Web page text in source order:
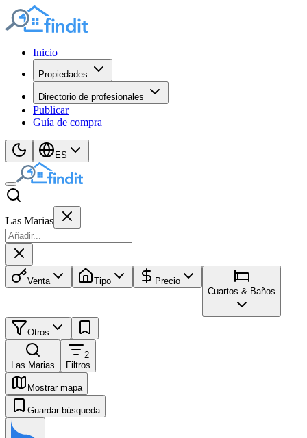
Inicio
Propiedades
Directorio de profesionales
Publicar
Guía de compra
ES
Las Marias
Venta Tipo
Precio
Cuartos & Baños
Otros
Las Marias
2
Filtros
Mostrar mapa
Guardar búsqueda